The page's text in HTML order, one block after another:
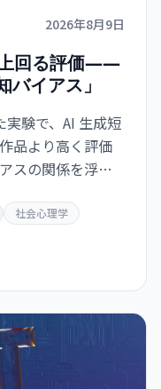
2026年8月9日
回る評価――
イアス」
験で、AI 生成短
品より高く評価
スの関係を浮き
社会心理学